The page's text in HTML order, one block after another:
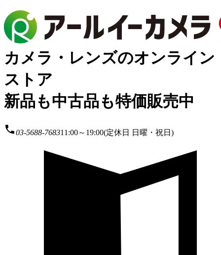
カメラ・レンズのオンライン
ストア
新品も中古品も特価販売中
local_phone03-5688-768311:00～19:00(定休日 日曜・祝日)